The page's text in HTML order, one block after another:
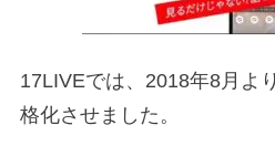
17LIVEでは、2018年8月よ
格化させました。